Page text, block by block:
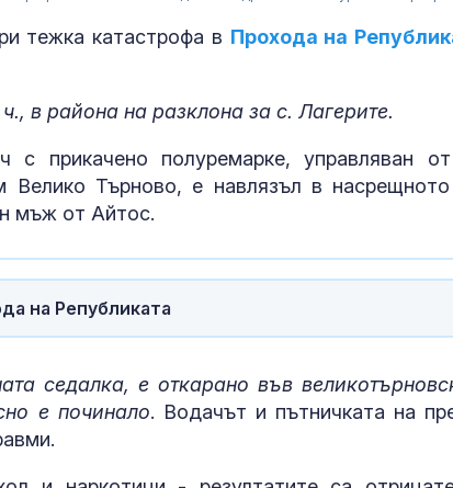
тежка катастрофа в Прохода на
в района на разклона за с. Лагерите.
с прикачено полуремарке, управляван
Търново, е навлязъл в
мъж от Айтос.
на Републиката
седалка, е откарано във
е починало. Водачът и пътничката на
открито
борци